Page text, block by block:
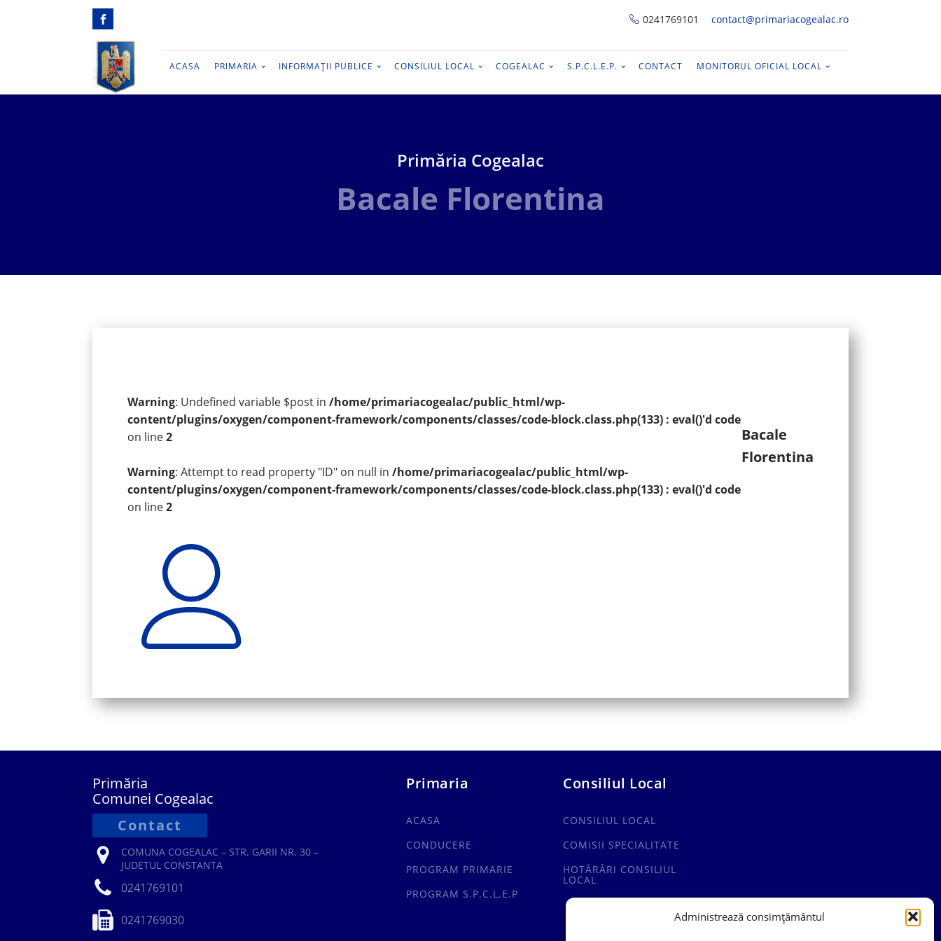
Administrează consimțământul
0241769101 contact@primariacogealac.ro
ACASA PRIMARIA INFORMAȚII PUBLICE CONSILIUL LOCAL COGEALAC S.P.C.L.E.P. CONTACT MONITORUL OFICIAL LOCAL
Primăria Cogealac
Bacale Florentina
Warning: Undefined variable $post in /home/primariacogealac/public_html/wp-
content/plugins/oxygen/component-framework/components/classes/code-block.class.php(133) : eval()'d code
on line2
Warning: Attempt to read property "ID" on null in /home/primariacogealac/public_html/wp-
content/plugins/oxygen/component-framework/components/classes/code-block.class.php(133) : eval()'d code
on line2
Bacale
Florentina
Primăria
Comunei Cogealac
Contact
COMUNA COGEALAC – STR. GARII NR. 30 –
JUDETUL CONSTANTA
0241769101
0241769030
Primaria
ACASA
CONDUCERE
PROGRAM PRIMARIE
PROGRAM S.P.C.L.E.P
Consiliul Local
CONSILIUL LOCAL
COMISII SPECIALITATE
HOTĂRÂRI CONSILIUL
LOCAL